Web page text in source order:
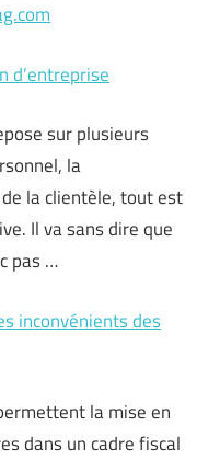
d’entreprise
sur plusieurs
la
la clientèle, tout est
Il va sans dire que
pas …
inconvénients des
la mise en
dans un cadre fiscal